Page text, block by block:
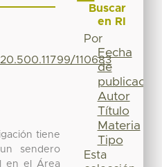
110683
tiene
sendero
en el Área
Buscar
en RI
Por
Fecha
de
publicación
Autor
Título
Materia
Tipo
Esta